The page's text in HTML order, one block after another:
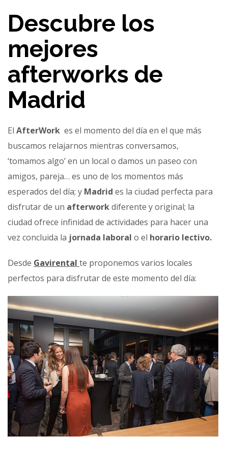
Descubre los
mejores
afterworks de
Madrid
El AfterWork es el momento del día en el que más
buscamos relajarnos mientras conversamos,
‘tomamos algo’ en un local o damos un paseo con
amigos, pareja… es uno de los momentos más
esperados del día; y Madrid es la ciudad perfecta para
disfrutar de un afterworkdiferente y original; la
ciudad ofrece infinidad de actividades para hacer una
vez concluida la jornada laboral o el horario lectivo.
Desde Gavirental te proponemos varios locales
perfectos para disfrutar de este momento del día: